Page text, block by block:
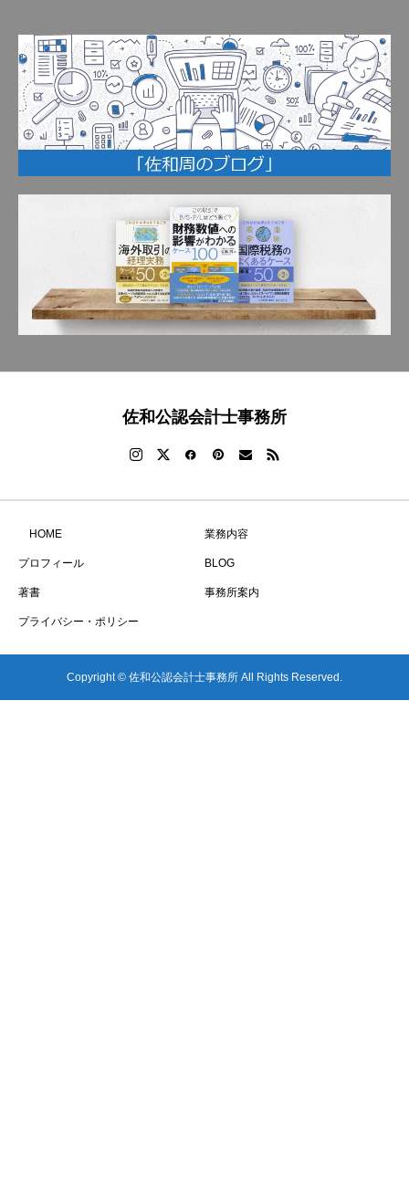
佐和公認会計士事務所
HOME 業務内容
プロフィール BLOG
著書 事務所案内
プライバシー・ポリシー
Copyright © 佐和公認会計士事務所 All Rights Reserved.